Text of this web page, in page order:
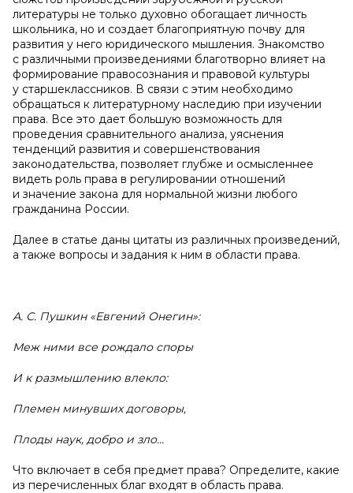
литературы не только духовно обогащает личность
школьника, но и создает благоприятную почву для
развития у него юридического мышления. Знакомство
с различными произведениями благотворно влияет на
формирование правосознания и правовой культуры
у старшеклассников. В связи с этим необходимо
обращаться к литературному наследию при изучении
права. Все это дает большую возможность для
проведения сравнительного анализа, уяснения
тенденций развития и совершенствования
законодательства, позволяет глубже и осмысленнее
видеть роль права в регулировании отношений
и значение закона для нормальной жизни любого
гражданина России.
Далее в статье даны цитаты из различных произведений,
а также вопросы и задания к ним в области права.
А. С. Пушкин «Евгений Онегин»:
Меж ними все рождало споры
И к размышлению влекло:
Племен минувших договоры,
Плоды наук, добро и зло…
Что включает в себя предмет права? Определите, какие
из перечисленных благ входят в область права.